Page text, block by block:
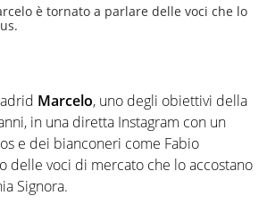
è tornato a parlare delle voci che lo
Marcelo, uno degli obiettivi della
in una diretta Instagram con un
e dei bianconeri come Fabio
delle voci di mercato che lo accostano
Signora.